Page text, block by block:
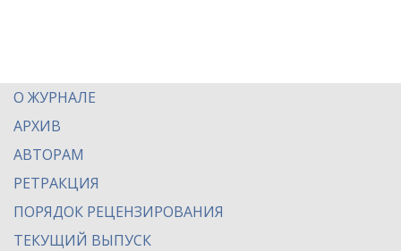
О ЖУРНАЛЕ
АРХИВ
АВТОРАМ
РЕТРАКЦИЯ
ПОРЯДОК РЕЦЕНЗИРОВАНИЯ
ТЕКУЩИЙ ВЫПУСК